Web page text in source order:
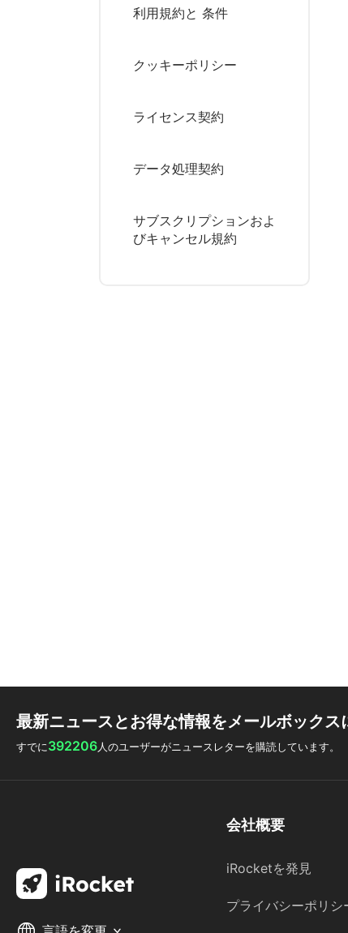
利用規約と 条件
クッキーポリシー
ライセンス契約
データ処理契約
サブスクリプションおよ
びキャンセル規約
最新ニュースとお得な情報をメールボックス
すでに392206人のユーザーがニュースレターを購読しています。
会社概要
iRocketを発見
プライバシーポリシ